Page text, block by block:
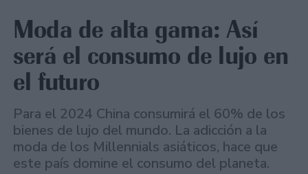
Moda de alta gama: Así
será el consumo de lujo en
el futuro
Para el 2024 China consumirá el 60% de los
bienes de lujo del mundo. La adicción a la
moda de los Millennials asiáticos, hace que
este país domine el consumo del planeta.